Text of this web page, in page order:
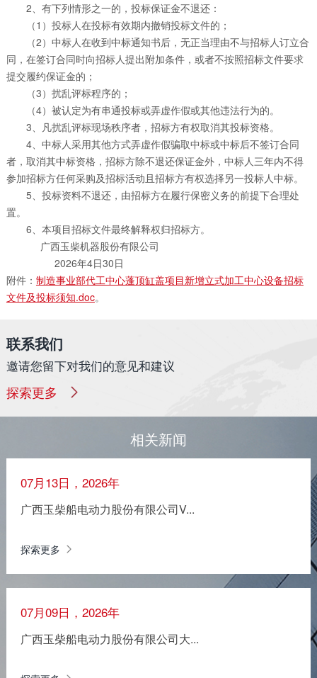
2、有下列情形之一的，投标保证金不退还：
（1）投标人在投标有效期内撤销投标文件的；
（2）中标人在收到中标通知书后，无正当理由不与招标人订立合
同，在签订合同时向招标人提出附加条件，或者不按照招标文件要求
提交履约保证金的；
（3）扰乱评标程序的；
（4）被认定为有串通投标或弄虚作假或其他违法行为的。
3、凡扰乱评标现场秩序者，招标方有权取消其投标资格。
4、中标人采用其他方式弄虚作假骗取中标或中标后不签订合同
者，取消其中标资格，招标方除不退还保证金外，中标人三年内不得
参加招标方任何采购及招标活动且招标方有权选择另一投标人中标。
5、投标资料不退还，由招标方在履行保密义务的前提下合理处
置。
6、本项目招标文件最终解释权归招标方。
广西玉柴机器股份有限公司
2026年4日30日
附件： 制造事业部代工中心蓬顶缸盖项目新增立式加工中心设备招标
文件及投标须知.doc。
联系我们
邀请您留下对我们的意见和建议
探索更多
相关新闻
07月13日，2026年
广西玉柴船电动力股份有限公司V...
探索更多
07月09日，2026年
广西玉柴船电动力股份有限公司大...